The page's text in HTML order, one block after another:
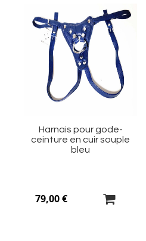
Ajouter
Harnais pour gode-
ceinture en cuir souple
bleu
79,00 €